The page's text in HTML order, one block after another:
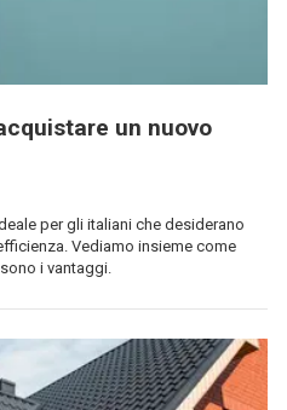
un nuovo
per gli italiani che desiderano
Vediamo insieme come
i vantaggi.